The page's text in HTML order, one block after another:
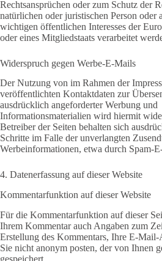
Rechtsansprüchen oder zum Schutz der
natürlichen oder juristischen Person oder
wichtigen öffentlichen Interesses der
oder eines Mitgliedstaats verarbeitet
Widerspruch gegen Werbe-E-Mails
Der Nutzung von im Rahmen der
veröffentlichten Kontaktdaten zur
ausdrücklich angeforderter Werbung und
Informationsmaterialien wird hiermit
Betreiber der Seiten behalten sich
Schritte im Falle der unverlangten
Werbeinformationen, etwa durch Spam-
4. Datenerfassung auf dieser Website
Kommentar­funktion auf dieser Website
Für die Kommentarfunktion auf dieser
Ihrem Kommentar auch Angaben zum
Erstellung des Kommentars, Ihre E-Mail-
Sie nicht anonym posten, der von Ihnen
gespeichert.